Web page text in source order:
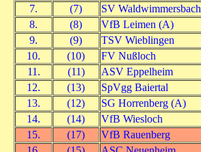
7.
(7)
SV Waldwimmersbach
8.
(8)
VfB Leimen (A)
9.
(9)
TSV Wieblingen
10.
(10)
FV Nußloch
11.
(11)
ASV Eppelheim
12.
(13)
SpVgg Baiertal
13.
(12)
SG Horrenberg (A)
14.
(14)
VfB Wiesloch
15.
(17)
VfB Rauenberg